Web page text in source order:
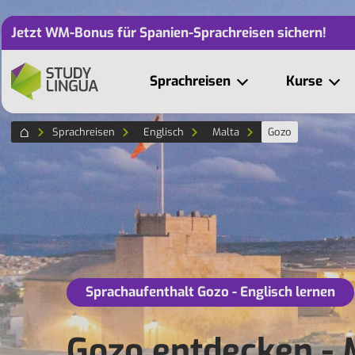
Jetzt WM-Bonus für Spanien-Sprachreisen sichern!
Sprachreisen Kurse
Sprachreisen Englisch Malta Gozo
Sprachaufenthalt Gozo - Englisch lernen